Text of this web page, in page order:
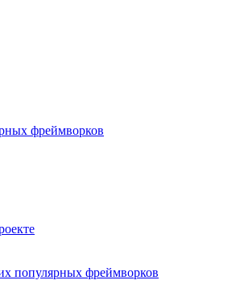
фреймворков
популярных фреймворков